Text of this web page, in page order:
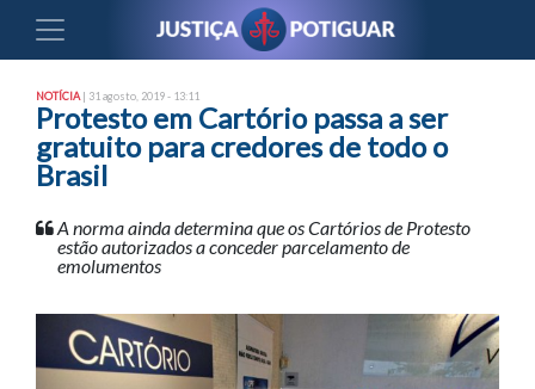
NOTÍCIA | 31 agosto, 2019 - 13:11
Protesto em Cartório passa a ser
gratuito para credores de todo o
Brasil
A norma ainda determina que os Cartórios de Protesto
estão autorizados a conceder parcelamento de
emolumentos